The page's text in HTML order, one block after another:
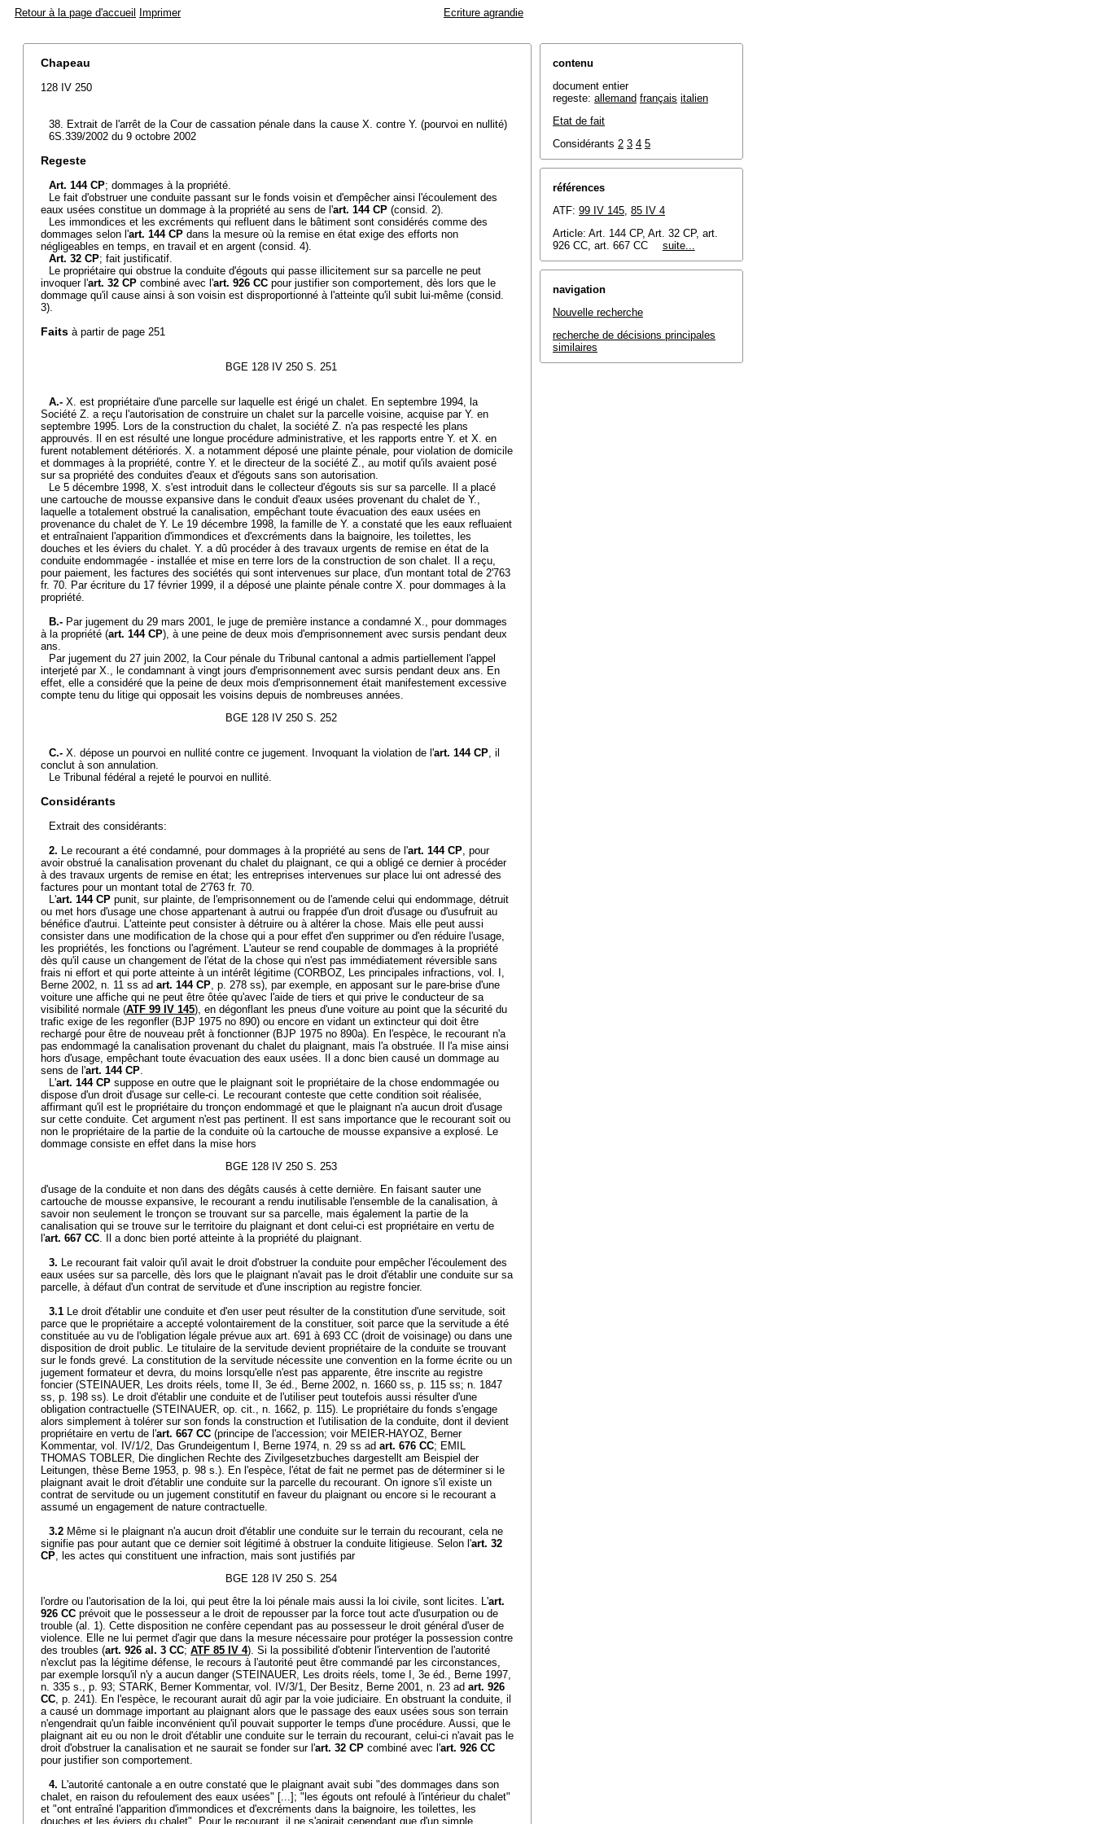
Retour à la page d'accueil Imprimer Ecriture agrandie
Chapeau
128 IV 250
38. Extrait de l'arrêt de la Cour de cassation pénale dans la cause X. contre Y. (pourvoi en nullité)
6S.339/2002 du 9 octobre 2002
Regeste
Art. 144 CP; dommages à la propriété.
Le fait d'obstruer une conduite passant sur le fonds voisin et d'empêcher ainsi l'écoulement des
eaux usées constitue un dommage à la propriété au sens de l'art. 144 CP (consid. 2).
Les immondices et les excréments qui refluent dans le bâtiment sont considérés comme des
dommages selon l'art. 144 CP dans la mesure où la remise en état exige des efforts non
négligeables en temps, en travail et en argent (consid. 4).
Art. 32 CP; fait justificatif.
Le propriétaire qui obstrue la conduite d'égouts qui passe illicitement sur sa parcelle ne peut
invoquer l'art. 32 CP combiné avec l'art. 926 CC pour justifier son comportement, dès lors que le
dommage qu'il cause ainsi à son voisin est disproportionné à l'atteinte qu'il subit lui-même (consid.
3).
Faits à partir de page 251
BGE 128 IV 250 S. 251
A.- X. est propriétaire d'une parcelle sur laquelle est érigé un chalet. En septembre 1994, la
Société Z. a reçu l'autorisation de construire un chalet sur la parcelle voisine, acquise par Y. en
septembre 1995. Lors de la construction du chalet, la société Z. n'a pas respecté les plans
approuvés. Il en est résulté une longue procédure administrative, et les rapports entre Y. et X. en
furent notablement détériorés. X. a notamment déposé une plainte pénale, pour violation de domicile
et dommages à la propriété, contre Y. et le directeur de la société Z., au motif qu'ils avaient posé
sur sa propriété des conduites d'eaux et d'égouts sans son autorisation.
Le 5 décembre 1998, X. s'est introduit dans le collecteur d'égouts sis sur sa parcelle. Il a placé
une cartouche de mousse expansive dans le conduit d'eaux usées provenant du chalet de Y.,
laquelle a totalement obstrué la canalisation, empêchant toute évacuation des eaux usées en
provenance du chalet de Y. Le 19 décembre 1998, la famille de Y. a constaté que les eaux refluaient
et entraînaient l'apparition d'immondices et d'excréments dans la baignoire, les toilettes, les
douches et les éviers du chalet. Y. a dû procéder à des travaux urgents de remise en état de la
conduite endommagée - installée et mise en terre lors de la construction de son chalet. Il a reçu,
pour paiement, les factures des sociétés qui sont intervenues sur place, d'un montant total de 2'763
fr. 70. Par écriture du 17 février 1999, il a déposé une plainte pénale contre X. pour dommages à la
propriété.
B.- Par jugement du 29 mars 2001, le juge de première instance a condamné X., pour dommages
à la propriété (art. 144 CP), à une peine de deux mois d'emprisonnement avec sursis pendant deux
ans.
Par jugement du 27 juin 2002, la Cour pénale du Tribunal cantonal a admis partiellement l'appel
interjeté par X., le condamnant à vingt jours d'emprisonnement avec sursis pendant deux ans. En
effet, elle a considéré que la peine de deux mois d'emprisonnement était manifestement excessive
compte tenu du litige qui opposait les voisins depuis de nombreuses années.
BGE 128 IV 250 S. 252
C.- X. dépose un pourvoi en nullité contre ce jugement. Invoquant la violation de l'art. 144 CP, il
conclut à son annulation.
Le Tribunal fédéral a rejeté le pourvoi en nullité.
Considérants
Extrait des considérants:
2. Le recourant a été condamné, pour dommages à la propriété au sens de l'art. 144 CP, pour
avoir obstrué la canalisation provenant du chalet du plaignant, ce qui a obligé ce dernier à procéder
à des travaux urgents de remise en état; les entreprises intervenues sur place lui ont adressé des
factures pour un montant total de 2'763 fr. 70.
L'art. 144 CP punit, sur plainte, de l'emprisonnement ou de l'amende celui qui endommage, détruit
ou met hors d'usage une chose appartenant à autrui ou frappée d'un droit d'usage ou d'usufruit au
bénéfice d'autrui. L'atteinte peut consister à détruire ou à altérer la chose. Mais elle peut aussi
consister dans une modification de la chose qui a pour effet d'en supprimer ou d'en réduire l'usage,
les propriétés, les fonctions ou l'agrément. L'auteur se rend coupable de dommages à la propriété
dès qu'il cause un changement de l'état de la chose qui n'est pas immédiatement réversible sans
frais ni effort et qui porte atteinte à un intérêt légitime (CORBOZ, Les principales infractions, vol. I,
Berne 2002, n. 11 ss ad art. 144 CP, p. 278 ss), par exemple, en apposant sur le pare-brise d'une
voiture une affiche qui ne peut être ôtée qu'avec l'aide de tiers et qui prive le conducteur de sa
visibilité normale (ATF 99 IV 145), en dégonflant les pneus d'une voiture au point que la sécurité du
trafic exige de les regonfler (BJP 1975 no 890) ou encore en vidant un extincteur qui doit être
rechargé pour être de nouveau prêt à fonctionner (BJP 1975 no 890a). En l'espèce, le recourant n'a
pas endommagé la canalisation provenant du chalet du plaignant, mais l'a obstruée. Il l'a mise ainsi
hors d'usage, empêchant toute évacuation des eaux usées. Il a donc bien causé un dommage au
sens de l'art. 144 CP.
L'art. 144 CP suppose en outre que le plaignant soit le propriétaire de la chose endommagée ou
dispose d'un droit d'usage sur celle-ci. Le recourant conteste que cette condition soit réalisée,
affirmant qu'il est le propriétaire du tronçon endommagé et que le plaignant n'a aucun droit d'usage
sur cette conduite. Cet argument n'est pas pertinent. Il est sans importance que le recourant soit ou
non le propriétaire de la partie de la conduite où la cartouche de mousse expansive a explosé. Le
dommage consiste en effet dans la mise hors
BGE 128 IV 250 S. 253
d'usage de la conduite et non dans des dégâts causés à cette dernière. En faisant sauter une
cartouche de mousse expansive, le recourant a rendu inutilisable l'ensemble de la canalisation, à
savoir non seulement le tronçon se trouvant sur sa parcelle, mais également la partie de la
canalisation qui se trouve sur le territoire du plaignant et dont celui-ci est propriétaire en vertu de
l'art. 667 CC. Il a donc bien porté atteinte à la propriété du plaignant.
3. Le recourant fait valoir qu'il avait le droit d'obstruer la conduite pour empêcher l'écoulement des
eaux usées sur sa parcelle, dès lors que le plaignant n'avait pas le droit d'établir une conduite sur sa
parcelle, à défaut d'un contrat de servitude et d'une inscription au registre foncier.
3.1 Le droit d'établir une conduite et d'en user peut résulter de la constitution d'une servitude, soit
parce que le propriétaire a accepté volontairement de la constituer, soit parce que la servitude a été
constituée au vu de l'obligation légale prévue aux art. 691 à 693 CC (droit de voisinage) ou dans une
disposition de droit public. Le titulaire de la servitude devient propriétaire de la conduite se trouvant
sur le fonds grevé. La constitution de la servitude nécessite une convention en la forme écrite ou un
jugement formateur et devra, du moins lorsqu'elle n'est pas apparente, être inscrite au registre
foncier (STEINAUER, Les droits réels, tome II, 3e éd., Berne 2002, n. 1660 ss, p. 115 ss; n. 1847
ss, p. 198 ss). Le droit d'établir une conduite et de l'utiliser peut toutefois aussi résulter d'une
obligation contractuelle (STEINAUER, op. cit., n. 1662, p. 115). Le propriétaire du fonds s'engage
alors simplement à tolérer sur son fonds la construction et l'utilisation de la conduite, dont il devient
propriétaire en vertu de l'art. 667 CC (principe de l'accession; voir MEIER-HAYOZ, Berner
Kommentar, vol. IV/1/2, Das Grundeigentum I, Berne 1974, n. 29 ss ad art. 676 CC; EMIL
THOMAS TOBLER, Die dinglichen Rechte des Zivilgesetzbuches dargestellt am Beispiel der
Leitungen, thèse Berne 1953, p. 98 s.). En l'espèce, l'état de fait ne permet pas de déterminer si le
plaignant avait le droit d'établir une conduite sur la parcelle du recourant. On ignore s'il existe un
contrat de servitude ou un jugement constitutif en faveur du plaignant ou encore si le recourant a
assumé un engagement de nature contractuelle.
3.2 Même si le plaignant n'a aucun droit d'établir une conduite sur le terrain du recourant, cela ne
signifie pas pour autant que ce dernier soit légitimé à obstruer la conduite litigieuse. Selon l'art. 32
CP, les actes qui constituent une infraction, mais sont justifiés par
BGE 128 IV 250 S. 254
l'ordre ou l'autorisation de la loi, qui peut être la loi pénale mais aussi la loi civile, sont licites. L'art.
926 CC prévoit que le possesseur a le droit de repousser par la force tout acte d'usurpation ou de
trouble (al. 1). Cette disposition ne confère cependant pas au possesseur le droit général d'user de
violence. Elle ne lui permet d'agir que dans la mesure nécessaire pour protéger la possession contre
des troubles (art. 926 al. 3 CC; ATF 85 IV 4). Si la possibilité d'obtenir l'intervention de l'autorité
n'exclut pas la légitime défense, le recours à l'autorité peut être commandé par les circonstances,
par exemple lorsqu'il n'y a aucun danger (STEINAUER, Les droits réels, tome I, 3e éd., Berne 1997,
n. 335 s., p. 93; STARK, Berner Kommentar, vol. IV/3/1, Der Besitz, Berne 2001, n. 23 ad art. 926
CC, p. 241). En l'espèce, le recourant aurait dû agir par la voie judiciaire. En obstruant la conduite, il
a causé un dommage important au plaignant alors que le passage des eaux usées sous son terrain
n'engendrait qu'un faible inconvénient qu'il pouvait supporter le temps d'une procédure. Aussi, que le
plaignant ait eu ou non le droit d'établir une conduite sur le terrain du recourant, celui-ci n'avait pas le
droit d'obstruer la canalisation et ne saurait se fonder sur l'art. 32 CP combiné avec l'art. 926 CC
pour justifier son comportement.
4. L'autorité cantonale a en outre constaté que le plaignant avait subi "des dommages dans son
chalet, en raison du refoulement des eaux usées" [...]; "les égouts ont refoulé à l'intérieur du chalet"
et "ont entraîné l'apparition d'immondices et d'excréments dans la baignoire, les toilettes, les
douches et les éviers du chalet". Pour le recourant, il ne s'agirait cependant que d'un simple
contenu
document entier
regeste: allemand français italien
Etat de fait
Considérants 2 3 4 5
références
ATF: 99 IV 145, 85 IV 4
Article: Art. 144 CP, Art. 32 CP, art.
926 CC, art. 667 CC
suite...
navigation
Nouvelle recherche
recherche de décisions principales
similaires